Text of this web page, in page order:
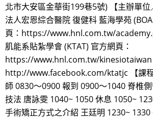
北市大安區金華街199巷5號) 【主辦單
法人宏恩綜合醫院 復健科 藍海學苑
頁：https://www.hnl.com.tw/
肌能系貼紮學會 (KTAT) 官方網頁：
https://www.hnl.com.tw/kinesiotaiwan
http://www.facebook.com/ktatjc 【課
師 0830～0900 報到 0900～1040 脊椎
技法 唐詠雯 1040~ 1050 休息 1050~
手術矯正方式之介紹 王廷明 1230~